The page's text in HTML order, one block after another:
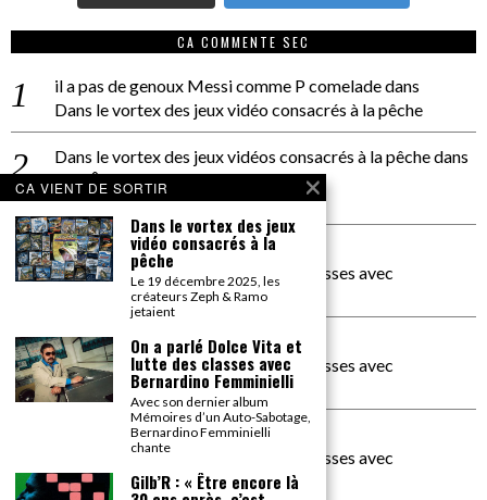
CA COMMENTE SEC
il a pas de genoux Messi comme P comeladedans
Dans le vortex des jeux vidéo consacrés à la pêche
Dans le vortex des jeux vidéos consacrés à la pêchedans
PACÔME THIELLEMENT
La séance d’Hip Gnose
La Patrie
dans
On a parlé Dolce Vita et lutte des classes avec
Bernardino Femminielli
carte noire negra à l'o tiededans
On a parlé Dolce Vita et lutte des classes avec
Bernardino Femminielli
moise et son mascarédans
On a parlé Dolce Vita et lutte des classes avec
Bernardino Femminielli
CA VIENT DE SORTIR
Dans le vortex des jeux
vidéo consacrés à la
pêche
Le 19 décembre 2025, les
créateurs Zeph & Ramo
jetaient
On a parlé Dolce Vita et
lutte des classes avec
Bernardino Femminielli
Avec son dernier album
Mémoires d’un Auto-Sabotage,
Bernardino Femminielli
chante
Gilb’R : « Être encore là